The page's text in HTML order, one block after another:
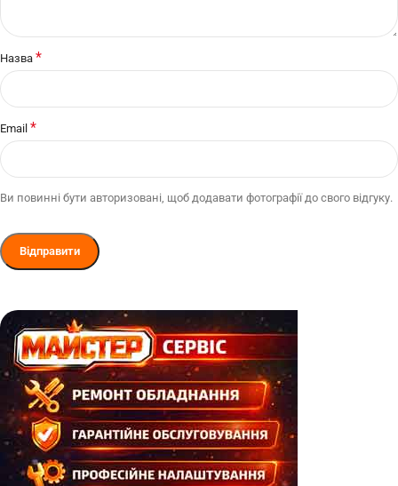
Назва *
Email *
Ви повинні бути авторизовані, щоб додавати фотографії до свого відгуку.